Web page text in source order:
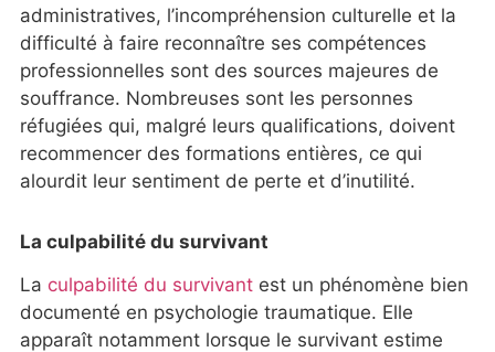
administratives, l’incompréhension culturelle et la
difficulté à faire reconnaître ses compétences
professionnelles sont des sources majeures de
souffrance. Nombreuses sont les personnes
réfugiées qui, malgré leurs qualifications, doivent
recommencer des formations entières, ce qui
alourdit leur sentiment de perte et d’inutilité.
La culpabilité du survivant
La culpabilité du survivant est un phénomène bien
documenté en psychologie traumatique. Elle
apparaît notamment lorsque le survivant estime